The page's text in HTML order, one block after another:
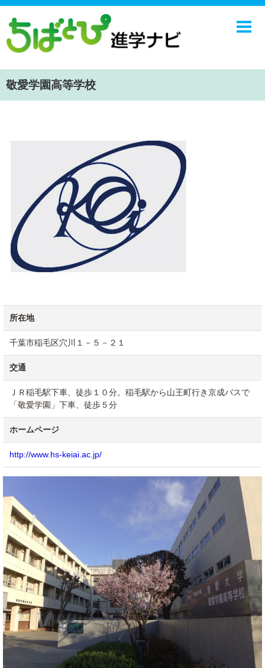
中学校
学校ニュース
敬愛学園高等学校
所在地
千葉市稲毛区穴川１－５－２１
交通
ＪＲ稲毛駅下車、徒歩１０分。稲毛駅から山王町行き京成バスで
「敬愛学園」下車、徒歩５分
ホームページ
http://www.hs-keiai.ac.jp/